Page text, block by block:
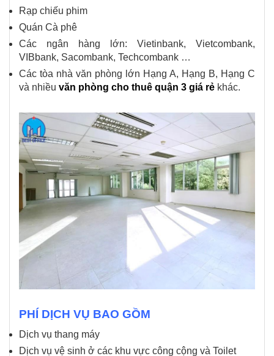
Rạp chiếu phim
Quán Cà phê
Các ngân hàng lớn: Vietinbank, Vietcombank,
VIBbank, Sacombank, Techcombank …
Các tòa nhà văn phòng lớn Hạng A, Hạng B, Hạng C
và nhiều văn phòng cho thuê quận 3 giá rẻ khác.
PHÍ DỊCH VỤ BAO GỒM
Dịch vụ thang máy
Dịch vụ vệ sinh ở các khu vực công cộng và Toilet